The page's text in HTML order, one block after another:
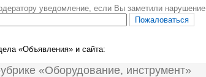
уведомление, если Вы заметили нарушение
«Объявления» и сайта:
«Оборудование, инструмент»